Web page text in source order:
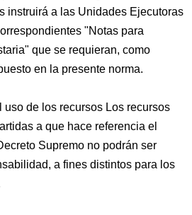
instruirá a las Unidades Ejecutoras
"Notas para
que se requieran, como
en la presente norma.
de los recursos Los recursos
a que hace referencia el
Supremo no podrán ser
a fines distintos para los